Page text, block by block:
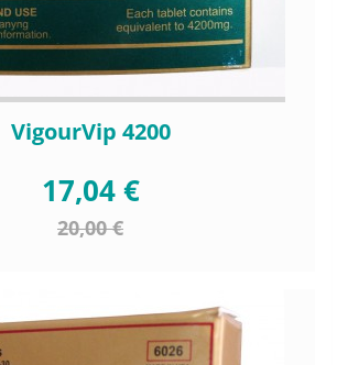
VigourVip 4200
17,04 €
20,00 €